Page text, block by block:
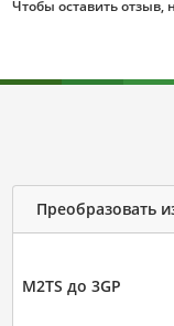
Чтобы оставить отзыв,
Преобразовать
M2TS до 3GP